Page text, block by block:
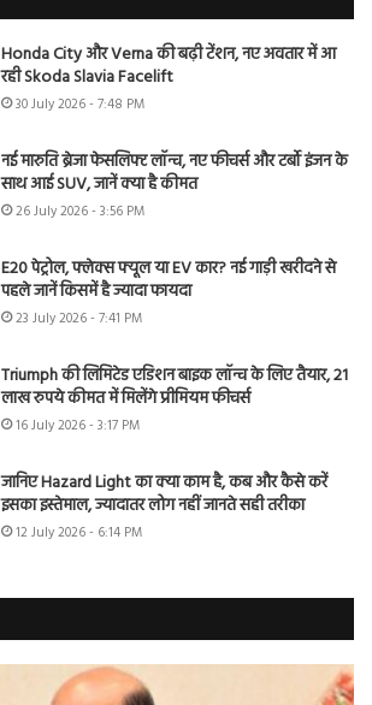
Honda City और Verna की बढ़ी टेंशन, नए अवतार में आ
रही Skoda Slavia Facelift
30 July 2026 - 7:48 PM
नई मारुति ब्रेजा फेसलिफ्ट लॉन्च, नए फीचर्स और टर्बो इंजन के
साथ आई SUV, जानें क्या है कीमत
26 July 2026 - 3:56 PM
E20 पेट्रोल, फ्लेक्स फ्यूल या EV कार? नई गाड़ी खरीदने से
पहले जानें किसमें है ज्यादा फायदा
23 July 2026 - 7:41 PM
Triumph की लिमिटेड एडिशन बाइक लॉन्च के लिए तैयार, 21
लाख रुपये कीमत में मिलेंगे प्रीमियम फीचर्स
16 July 2026 - 3:17 PM
जानिए Hazard Light का क्या काम है, कब और कैसे करें
इसका इस्तेमाल, ज्यादातर लोग नहीं जानते सही तरीका
12 July 2026 - 6:14 PM